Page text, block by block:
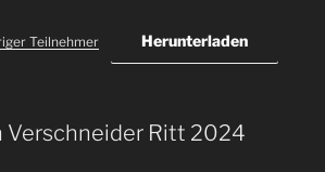
Teilnehmer Herunterladen
Verschneider Ritt 2024